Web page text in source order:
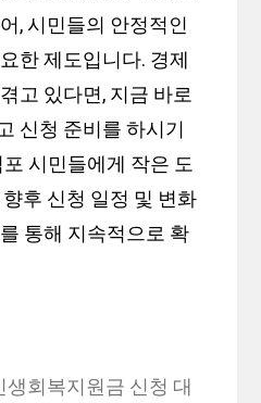
, 시민들의 안정적인
한 제도입니다. 경제
고 있다면, 지금 바로
신청 준비를 하시기
시민들에게 작은 도
후 신청 일정 및 변화
통해 지속적으로 확
회복지원금 신청 대